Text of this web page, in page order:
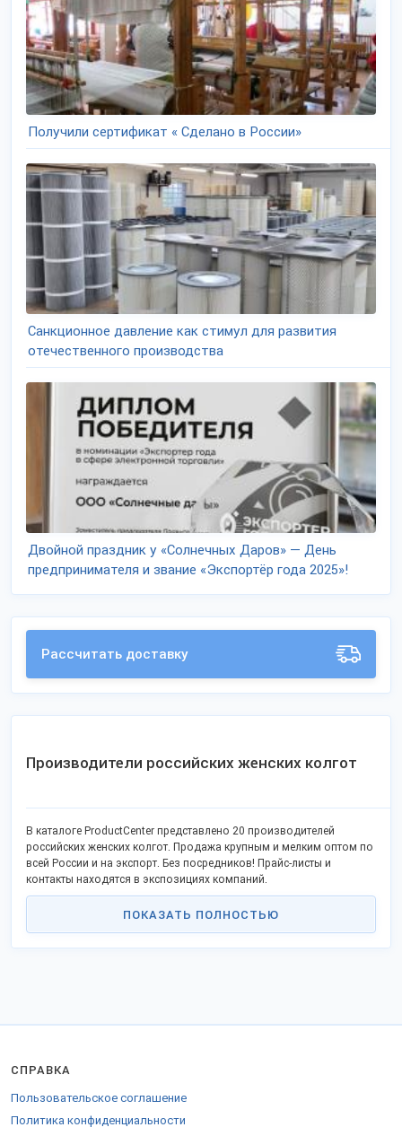
Получили сертификат « Сделано в России»
Санкционное давление как стимул для развития
отечественного производства
Двойной праздник у «Солнечных Даров» — День
предпринимателя и звание «Экспортёр года 2025»!
Рассчитать доставку
Производители российских женских колгот
В каталоге ProductCenter представлено 20 производителей
российских женских колгот. Продажа крупным и мелким оптом по
всей России и на экспорт. Без посредников! Прайс-листы и
контакты находятся в экспозициях компаний.
ПОКАЗАТЬ ПОЛНОСТЬЮ
СПРАВКА
Пользовательское соглашение
Политика конфиденциальности